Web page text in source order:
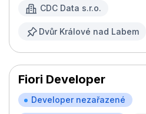
CDC Data s.r.o.
Dvůr Králové nad Labem
Fiori Developer
Developer nezařazené